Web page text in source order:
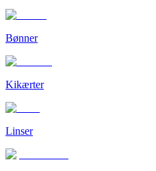
Bønner
Kikærter
Linser